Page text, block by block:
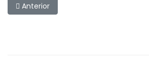
Artículo anterior: Baetis Rhodani en
Anterior